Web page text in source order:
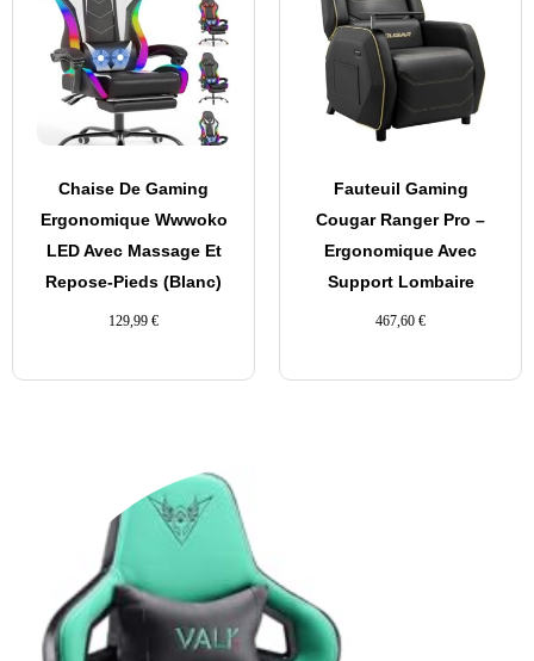
Chaise De Gaming
Ergonomique Wwwoko
LED Avec Massage Et
Repose-Pieds (Blanc)
129,99 €
Fauteuil Gaming
Cougar Ranger Pro –
Ergonomique Avec
Support Lombaire
467,60 €